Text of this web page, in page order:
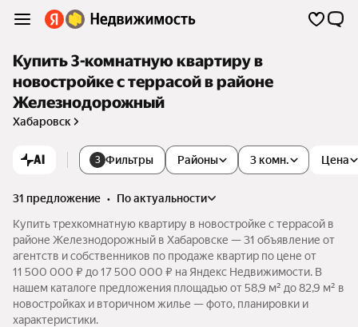
Купить 3-комнатную квартиру в
новостройке с террасой в районе
Железнодорожный
Хабаровск
AI 3 Фильтры Цена
Районы 3 комн.
31 предложение •
по актуальности
Купить трехкомнатную квартиру в новостройке с террасой в
районе Железнодорожный в Хабаровске — 31 объявление от
агентств и собственников по продаже квартир по цене от
11 500 000 ₽ до 17 500 000 ₽ на Яндекс Недвижимости. В
нашем каталоге предложения площадью от 58,9 м² до 82,9 м² в
новостройках и вторичном жилье — фото, планировки и
характеристики.